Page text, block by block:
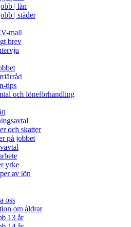
| län
| städer
mall
brev
tips
och löneförhandling
och skatter
på jobbet
yrke
av lön
oss
om åldrar
13 år